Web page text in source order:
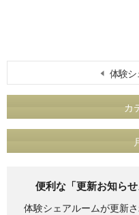
体験シ
カ
便利な「更新お知ら
体験シェアルームが更新